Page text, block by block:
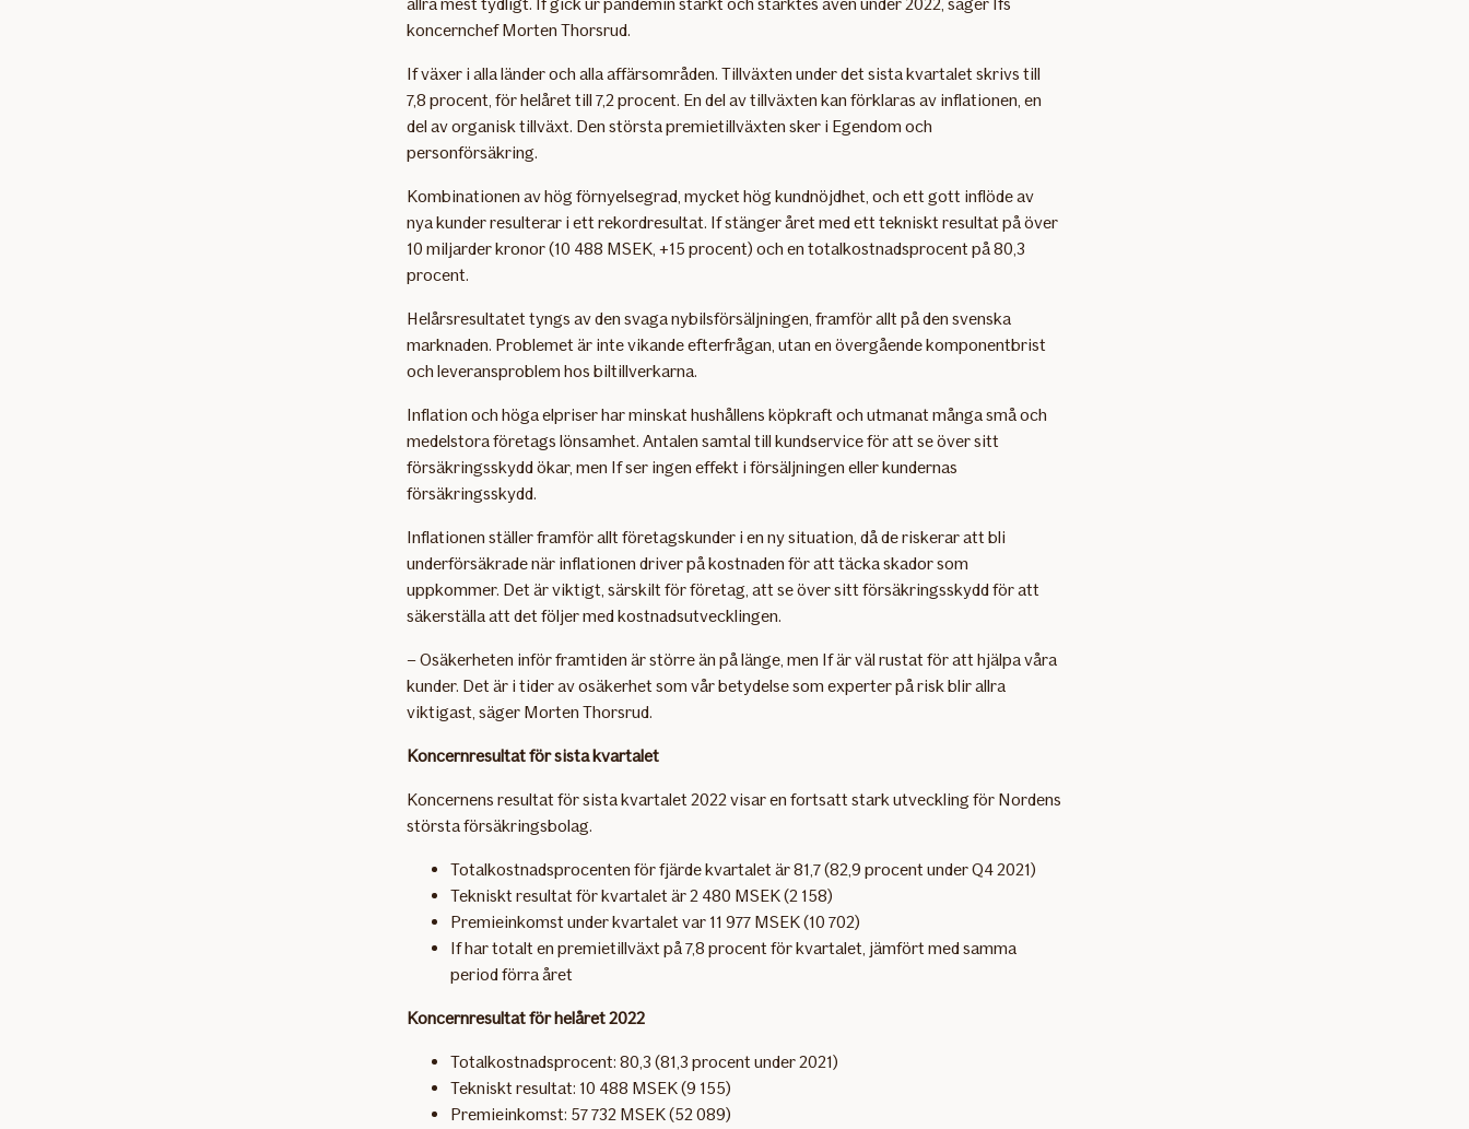
koncernchef Morten Thorsrud.
If växer i alla länder och alla affärsområden. Tillväxten under det sista kvartalet skrivs till
7,8 procent, för helåret till 7,2 procent. En del av tillväxten kan förklaras av inflationen, en
del av organisk tillväxt. Den största premietillväxten sker i Egendom och
personförsäkring.
Kombinationen av hög förnyelsegrad, mycket hög kundnöjdhet, och ett gott inflöde av
nya kunder resulterar i ett rekordresultat. If stänger året med ett tekniskt resultat på över
10 miljarder kronor (10 488 MSEK, +15 procent) och en totalkostnadsprocent på 80,3
procent.
Helårsresultatet tyngs av den svaga nybilsförsäljningen, framför allt på den svenska
marknaden. Problemet är inte vikande efterfrågan, utan en övergående komponentbrist
och leveransproblem hos biltillverkarna.
Inflation och höga elpriser har minskat hushållens köpkraft och utmanat många små och
medelstora företags lönsamhet. Antalen samtal till kundservice för att se över sitt
försäkringsskydd ökar, men If ser ingen effekt i försäljningen eller kundernas
försäkringsskydd.
Inflationen ställer framför allt företagskunder i en ny situation, då de riskerar att bli
underförsäkrade när inflationen driver på kostnaden för att täcka skador som
uppkommer. Det är viktigt, särskilt för företag, att se över sitt försäkringsskydd för att
säkerställa att det följer med kostnadsutvecklingen.
– Osäkerheten inför framtiden är större än på länge, men If är väl rustat för att hjälpa våra
kunder. Det är i tider av osäkerhet som vår betydelse som experter på risk blir allra
viktigast, säger Morten Thorsrud.
Koncernresultat för sista kvartalet
Koncernens resultat för sista kvartalet 2022 visar en fortsatt stark utveckling för Nordens
största försäkringsbolag.
Totalkostnadsprocenten för fjärde kvartalet är 81,7 (82,9 procent under Q4 2021)
Tekniskt resultat för kvartalet är 2 480 MSEK (2 158)
Premieinkomst under kvartalet var 11 977 MSEK (10 702)
If har totalt en premietillväxt på 7,8 procent för kvartalet, jämfört med samma
period förra året
Koncernresultat för helåret 2022
Totalkostnadsprocent: 80,3 (81,3 procent under 2021)
Tekniskt resultat: 10 488 MSEK (9 155)
Premieinkomst: 57 732 MSEK (52 089)